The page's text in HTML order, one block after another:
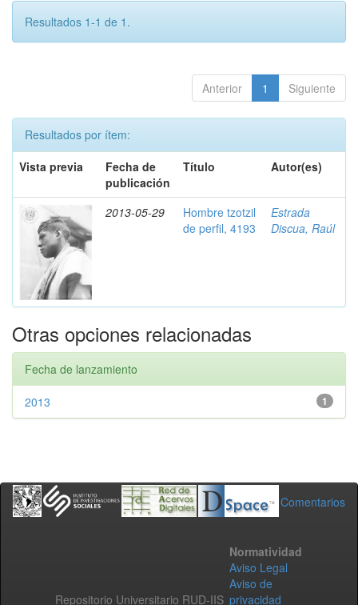
Resultados 1-1 de 1.
Anterior 1 Siguiente
Resultados por ítem:
Vista previa
Fecha de
publicación
Título Autor(es)
2013-05-29
Hombre tzotzil
de perfil, 4193
Estrada
Discua, Raúl
Otras opciones relacionadas
Fecha de lanzamiento
1
2013
Comentarios
Repositorio Universitario RUD-IIS
Normatividad
Aviso Legal
Aviso de
privacidad